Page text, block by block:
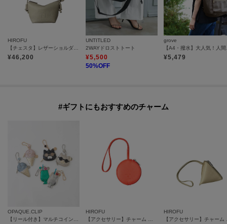
HIROFU
¥46,200
UNTITLED
2WAYドロストトート
¥5,500
50%OFF
grove
¥5,479
#ギフトにもおすすめのチャーム
OPAQUE.CLIP
HIROFU
HIROFU